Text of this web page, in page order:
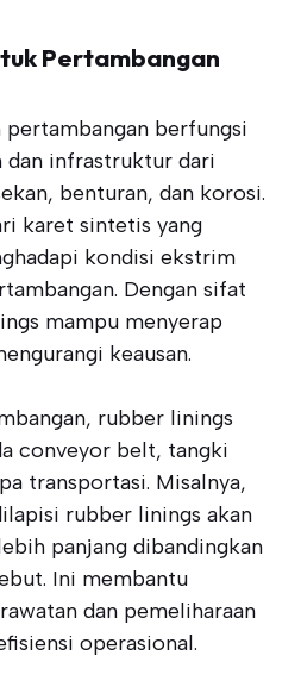
Pertambangan
berfungsi
dan infrastruktur dari
benturan, dan korosi.
karet sintetis yang
kondisi ekstrim
Dengan sifat
mampu menyerap
keausan.
rubber linings
conveyor belt, tangki
transportasi. Misalnya,
rubber linings akan
panjang dibandingkan
Ini membantu
dan pemeliharaan
operasional.